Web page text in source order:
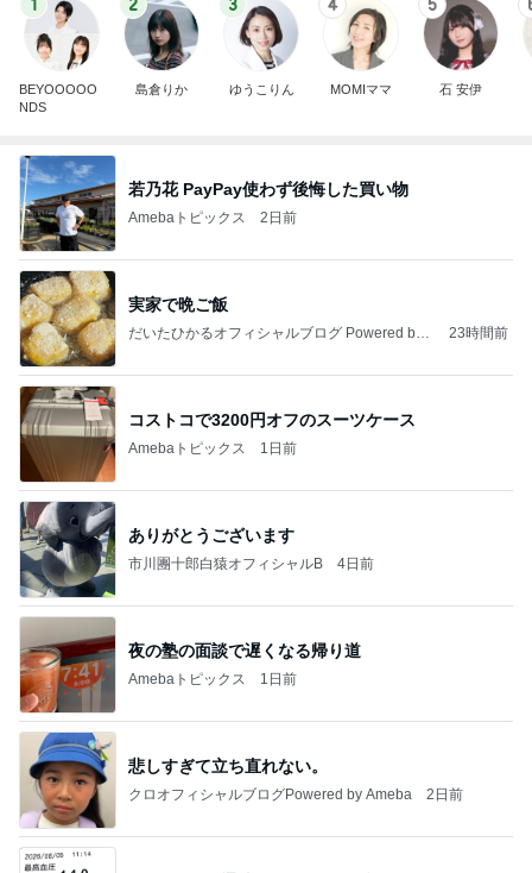
1
BEYOOOOO
NDS
2
島倉りか
3
ゆうこりん
4
MOMIママ
5
石 安伊
若乃花 PayPay使わず後悔した買い物
Amebaトピックス 2日前
実家で晩ご飯
だいたひかるオフィシャルブログ Powered by
23時間前
コストコで3200円オフのスーツケース
Amebaトピックス 1日前
ありがとうございます
市川團十郎白猿オフィシャルB 4日前
夜の塾の面談で遅くなる帰り道
Amebaトピックス 1日前
悲しすぎて立ち直れない。
クロオフィシャルブログPowered by Ameba 2日前